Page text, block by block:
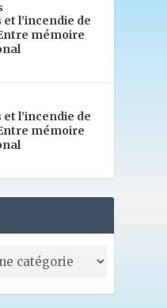
l’incendie de
mémoire
l’incendie de
mémoire